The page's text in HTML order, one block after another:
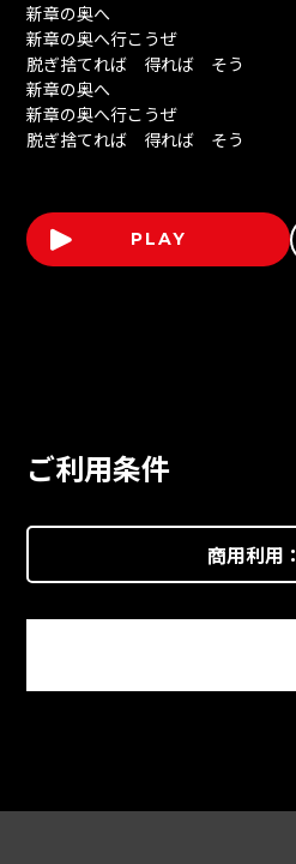
新章の奥へ
新章の奥へ行こうぜ
脱ぎ捨てれば 得れば そう
新章の奥へ
新章の奥へ行こうぜ
脱ぎ捨てれば 得れば そう
PLAY
ご利用条件
商用利用：